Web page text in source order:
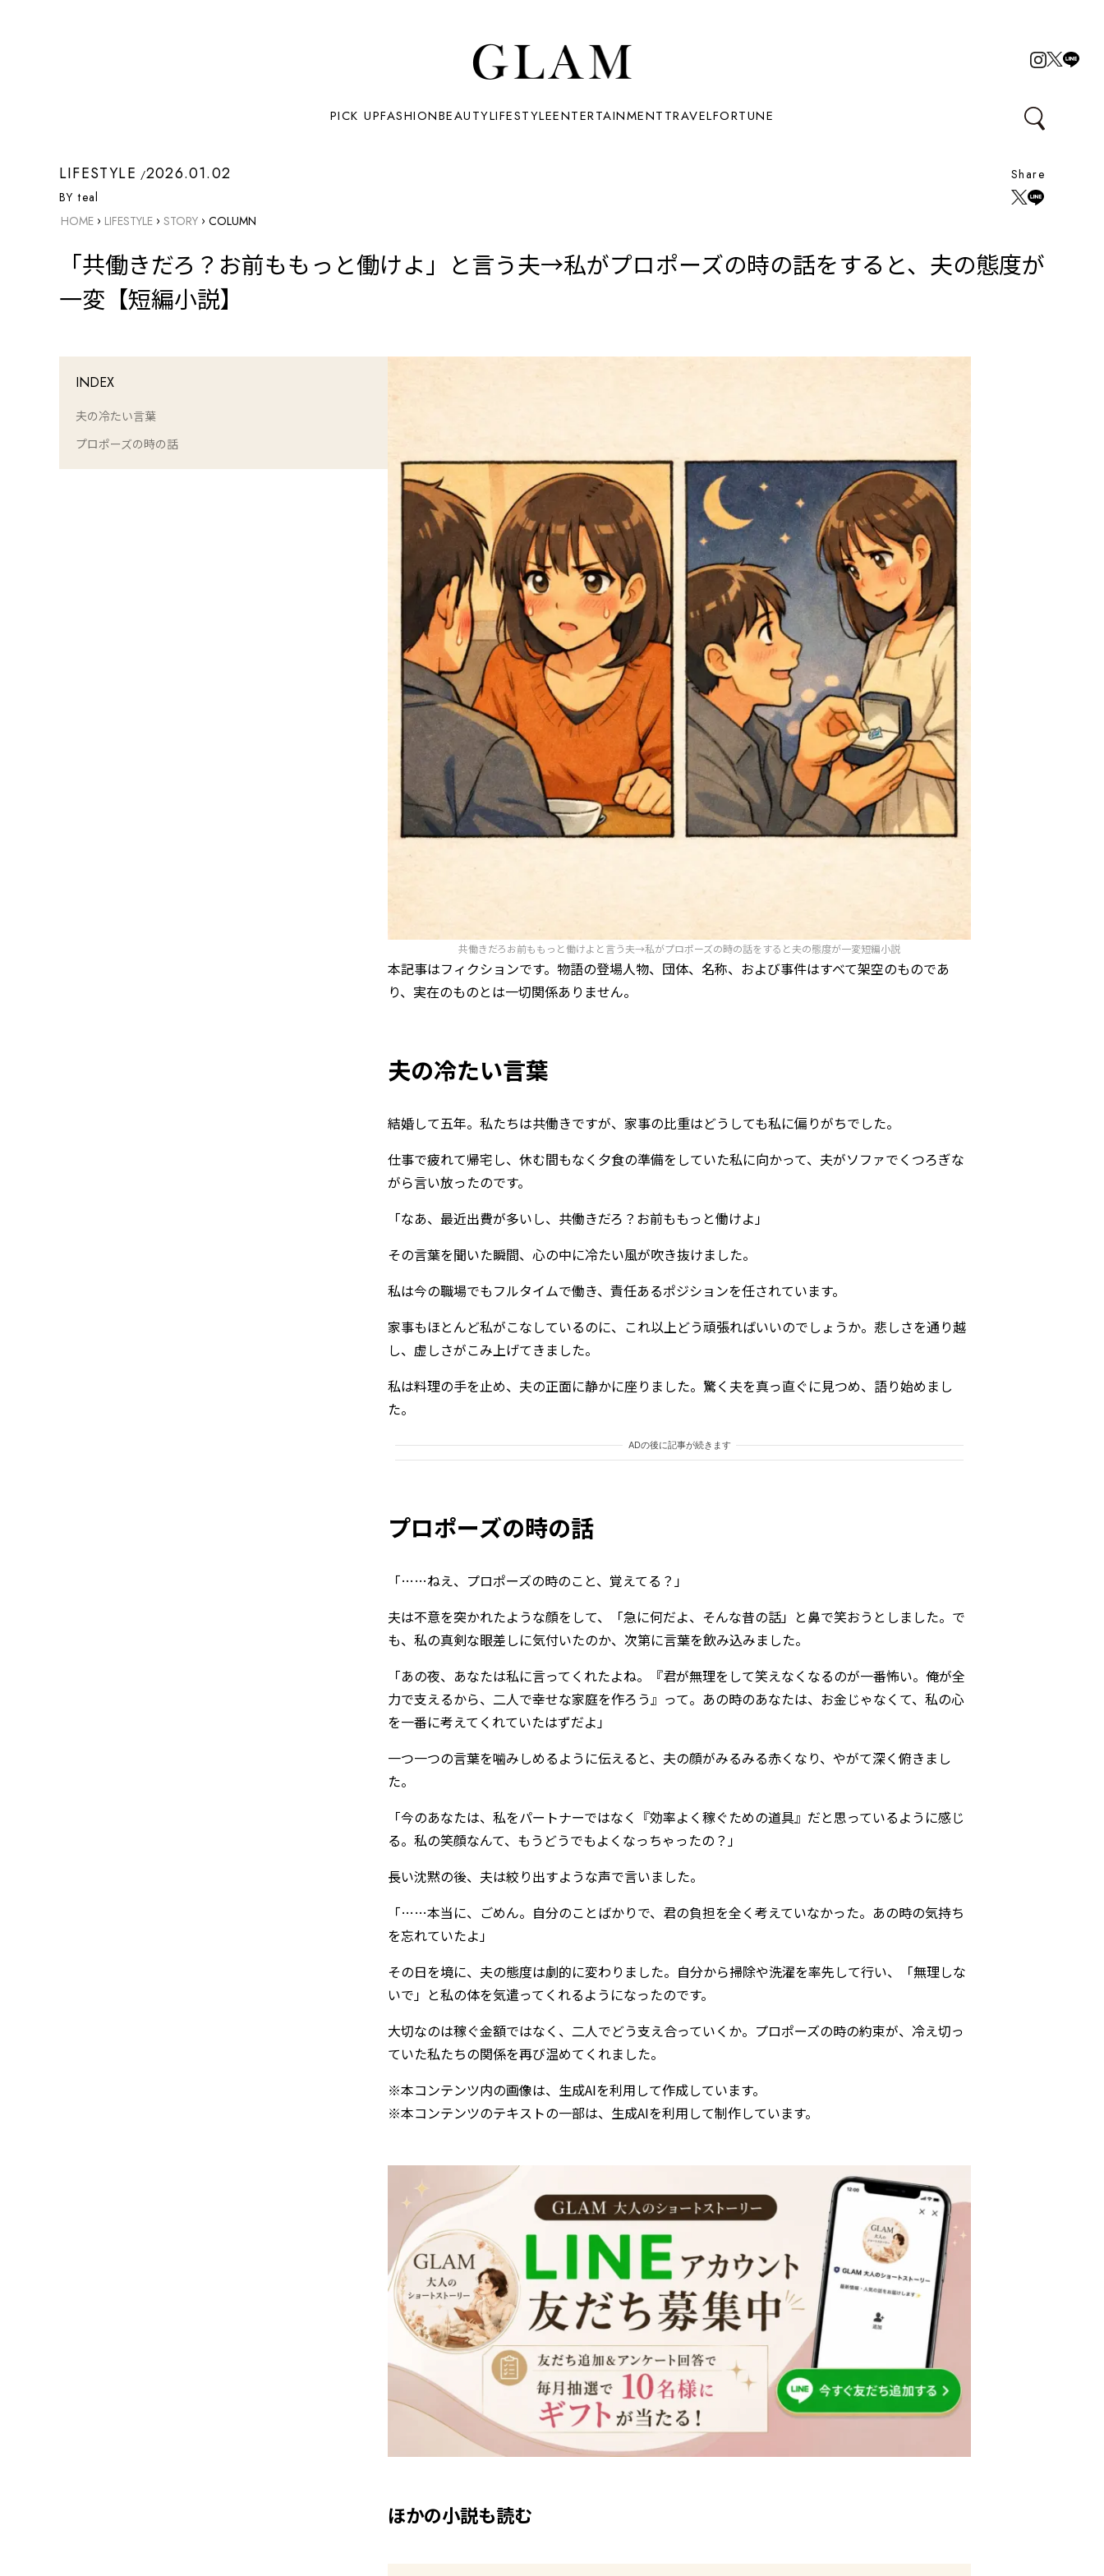
PICK UPFASHIONBEAUTYLIFESTYLEENTERTAINMENTTRAVELFORTUNE
LIFESTYLE 2026.01.02
BY teal
Share
HOME › LIFESTYLE › STORY › COLUMN
「共働きだろ？お前ももっと働けよ」と言う夫→私がプロポーズの時の話をすると、夫の態度が
一変【短編小説】
INDEX
夫の冷たい言葉
プロポーズの時の話
共働きだろお前ももっと働けよと言う夫→私がプロポーズの時の話をすると夫の態度が一変短編小説
本記事はフィクションです。物語の登場人物、団体、名称、および事件はすべて架空のものであ
り、実在のものとは一切関係ありません。
夫の冷たい言葉
結婚して五年。私たちは共働きですが、家事の比重はどうしても私に偏りがちでした。
仕事で疲れて帰宅し、休む間もなく夕食の準備をしていた私に向かって、夫がソファでくつろぎな
がら言い放ったのです。
「なあ、最近出費が多いし、共働きだろ？お前ももっと働けよ」
その言葉を聞いた瞬間、心の中に冷たい風が吹き抜けました。
私は今の職場でもフルタイムで働き、責任あるポジションを任されています。
家事もほとんど私がこなしているのに、これ以上どう頑張ればいいのでしょうか。悲しさを通り越
し、虚しさがこみ上げてきました。
私は料理の手を止め、夫の正面に静かに座りました。驚く夫を真っ直ぐに見つめ、語り始めまし
た。
ADの後に記事が続きます
プロポーズの時の話
「……ねえ、プロポーズの時のこと、覚えてる？」
夫は不意を突かれたような顔をして、「急に何だよ、そんな昔の話」と鼻で笑おうとしました。で
も、私の真剣な眼差しに気付いたのか、次第に言葉を飲み込みました。
「あの夜、あなたは私に言ってくれたよね。『君が無理をして笑えなくなるのが一番怖い。俺が全
力で支えるから、二人で幸せな家庭を作ろう』って。あの時のあなたは、お金じゃなくて、私の心
を一番に考えてくれていたはずだよ」
一つ一つの言葉を噛みしめるように伝えると、夫の顔がみるみる赤くなり、やがて深く俯きまし
た。
「今のあなたは、私をパートナーではなく『効率よく稼ぐための道具』だと思っているように感じ
る。私の笑顔なんて、もうどうでもよくなっちゃったの？」
長い沈黙の後、夫は絞り出すような声で言いました。
「……本当に、ごめん。自分のことばかりで、君の負担を全く考えていなかった。あの時の気持ち
を忘れていたよ」
その日を境に、夫の態度は劇的に変わりました。自分から掃除や洗濯を率先して行い、「無理しな
いで」と私の体を気遣ってくれるようになったのです。
大切なのは稼ぐ金額ではなく、二人でどう支え合っていくか。プロポーズの時の約束が、冷え切っ
ていた私たちの関係を再び温めてくれました。
※本コンテンツ内の画像は、生成AIを利用して作成しています。
※本コンテンツのテキストの一部は、生成AIを利用して制作しています。
ほかの小説も読む